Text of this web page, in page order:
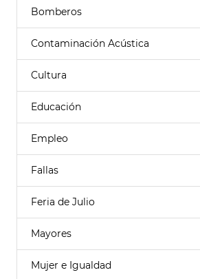
Bomberos
Contaminación Acústica
Cultura
Educación
Empleo
Fallas
Feria de Julio
Mayores
Mujer e Igualdad